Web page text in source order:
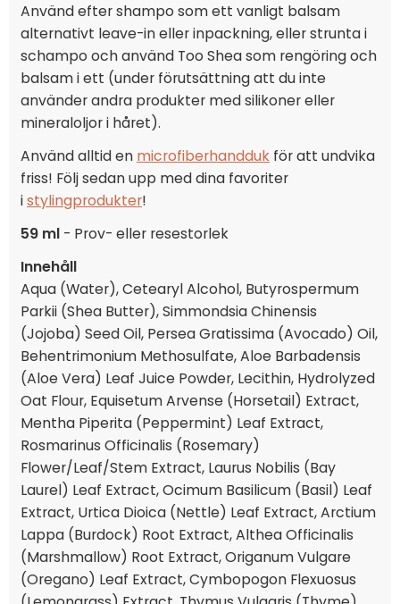
Använd efter shampo som ett vanligt balsam
alternativt leave-in eller inpackning, eller strunta i
schampo och använd Too Shea som rengöring och
balsam i ett (under förutsättning att du inte
använder andra produkter med silikoner eller
mineraloljor i håret).
Använd alltid en microfiberhandduk för att undvika
friss! Följ sedan upp med dina favoriter
istylingprodukter!
59 ml - Prov- eller resestorlek
Innehåll
Aqua (Water), Cetearyl Alcohol, Butyrospermum
Parkii (Shea Butter), Simmondsia Chinensis
(Jojoba) Seed Oil, Persea Gratissima (Avocado) Oil,
Behentrimonium Methosulfate, Aloe Barbadensis
(Aloe Vera) Leaf Juice Powder, Lecithin, Hydrolyzed
Oat Flour, Equisetum Arvense (Horsetail) Extract,
Mentha Piperita (Peppermint) Leaf Extract,
Rosmarinus Officinalis (Rosemary)
Flower/Leaf/Stem Extract, Laurus Nobilis (Bay
Laurel) Leaf Extract, Ocimum Basilicum (Basil) Leaf
Extract, Urtica Dioica (Nettle) Leaf Extract, Arctium
Lappa (Burdock) Root Extract, Althea Officinalis
(Marshmallow) Root Extract, Origanum Vulgare
(Oregano) Leaf Extract, Cymbopogon Flexuosus